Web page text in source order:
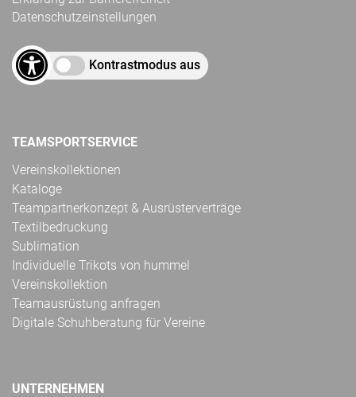
Datenschutzeinstellungen
Kontrastmodus aus
TEAMSPORTSERVICE
Vereinskollektionen
Kataloge
Teampartnerkonzept & Ausrüsterverträge
Textilbedruckung
Sublimation
Individuelle Trikots von hummel
Vereinskollektion
Teamausrüstung anfragen
Digitale Schuhberatung für Vereine
UNTERNEHMEN